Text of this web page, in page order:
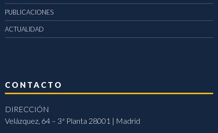
PUBLICACIONES
ACTUALIDAD
CONTACTO
DIRECCIÓN
Velázquez, 64 – 3ª Planta 28001 | Madrid